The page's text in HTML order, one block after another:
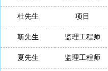
杜先生 项目
靳先生 监理工程师
夏先生 监理工程师